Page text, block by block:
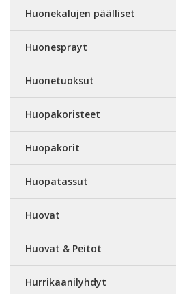
Huonekalujen päälliset
Huonesprayt
Huonetuoksut
Huopakoristeet
Huopakorit
Huopatassut
Huovat
Huovat & Peitot
Hurrikaanilyhdyt